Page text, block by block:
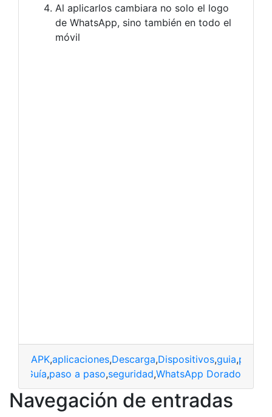
Al aplicarlos cambiara no solo el logo
de WhatsApp, sino también en todo el
móvil
APK,aplicaciones,Descarga,Dispositivos,guia,paso
Guía,paso a paso,seguridad,WhatsApp Dorado
Navegación de entradas